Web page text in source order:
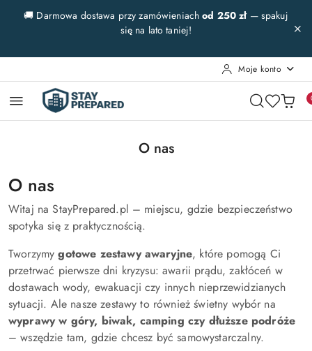
Przejdź do treści głównej
Przejdź do wyszukiwarki
Przejdź do moje konto
Przejdź do menu głównego
Przejdź do stopki
🚚 Darmowa dostawa przy zamówieniachod 250 zł— spakuj
się na lato taniej!
Moje konto
O nas
O nas
Witaj na StayPrepared.pl – miejscu, gdzie bezpieczeństwo
spotyka się z praktycznością.
Tworzymygotowe zestawy awaryjne, które pomogą Ci
przetrwać pierwsze dni kryzysu: awarii prądu, zakłóceń w
dostawach wody, ewakuacji czy innych nieprzewidzianych
sytuacji. Ale nasze zestawy to również świetny wybór na
wyprawy w góry, biwak, camping czy dłuższe podróże
– wszędzie tam, gdzie chcesz być samowystarczalny.